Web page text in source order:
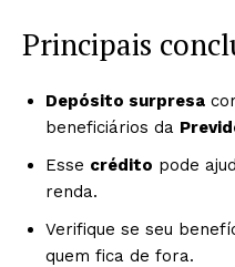
Principais
Depósito surpresa
beneficiários da
Esse crédito pode
renda.
Verifique se seu
quem fica de fora.